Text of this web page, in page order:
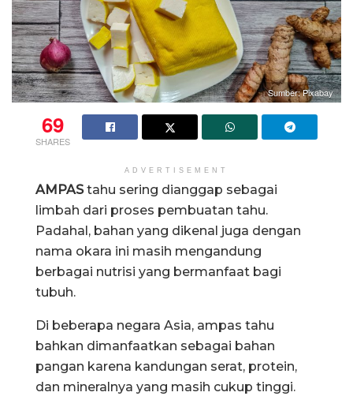
Sumber: Pixabay
69
SHARES
ADVERTISEMENT
AMPAStahu sering dianggap sebagai
limbah dari proses pembuatan tahu.
Padahal, bahan yang dikenal juga dengan
nama okara ini masih mengandung
berbagai nutrisi yang bermanfaat bagi
tubuh.
Di beberapa negara Asia, ampas tahu
bahkan dimanfaatkan sebagai bahan
pangan karena kandungan serat, protein,
dan mineralnya yang masih cukup tinggi.